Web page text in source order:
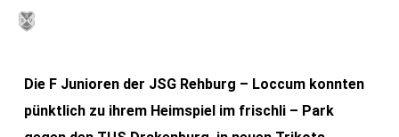
Skip
contentDie F Junioren der JSG Rehburg – Loccum konnten
pünktlich zu ihrem Heimspiel im frischli – Park